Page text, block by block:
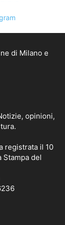
opinioni,
registrata il 10
del